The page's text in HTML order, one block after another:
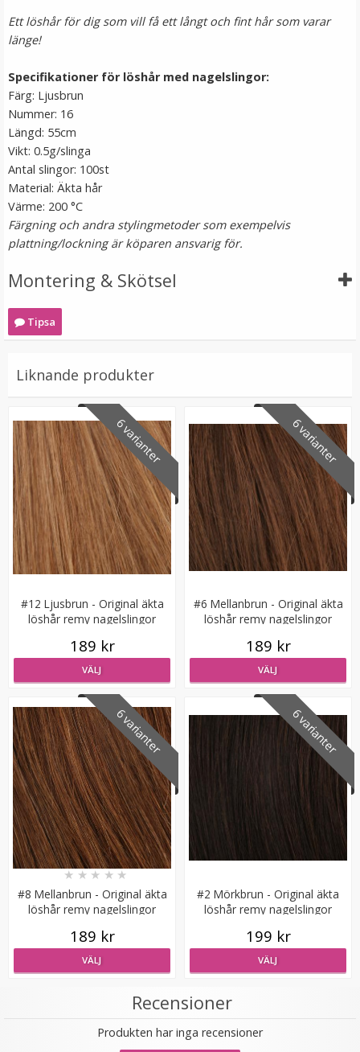
#1 Svart - Original äkta löshår remy nagelslingor
★★★★★
#27 Jordgubbsblond - Original äkta löshår remy
nagelslingor
★★ ★★
189 kr
Hårklämma - Ljusbrun
★★ ★★
Ett löshår för dig som vill få ett långt och fint hår som varar
länge!
Specifikationer för löshår med nagelslingor:
Färg: Ljusbrun
Nummer: 16
Längd: 55cm
Vikt: 0.5g/slinga
Antal slingor: 100st
Material: Äkta hår
Värme: 200 °C
Färgning och andra stylingmetoder som exempelvis
plattning/lockning är köparen ansvarig för.
Montering & Skötsel
Tipsa
Liknande produkter
6 varianter
#12 Ljusbrun - Original äkta
löshår remy nagelslingor
189 kr
VÄLJ
6 varianter
#6 Mellanbrun - Original äkta
löshår remy nagelslingor
189 kr
VÄLJ
6 varianter
#8 Mellanbrun - Original äkta
löshår remy nagelslingor
★ ★ ★ ★ ★
189 kr
VÄLJ
6 varianter
#2 Mörkbrun - Original äkta
löshår remy nagelslingor
199 kr
VÄLJ
Recensioner
Produkten har inga recensioner